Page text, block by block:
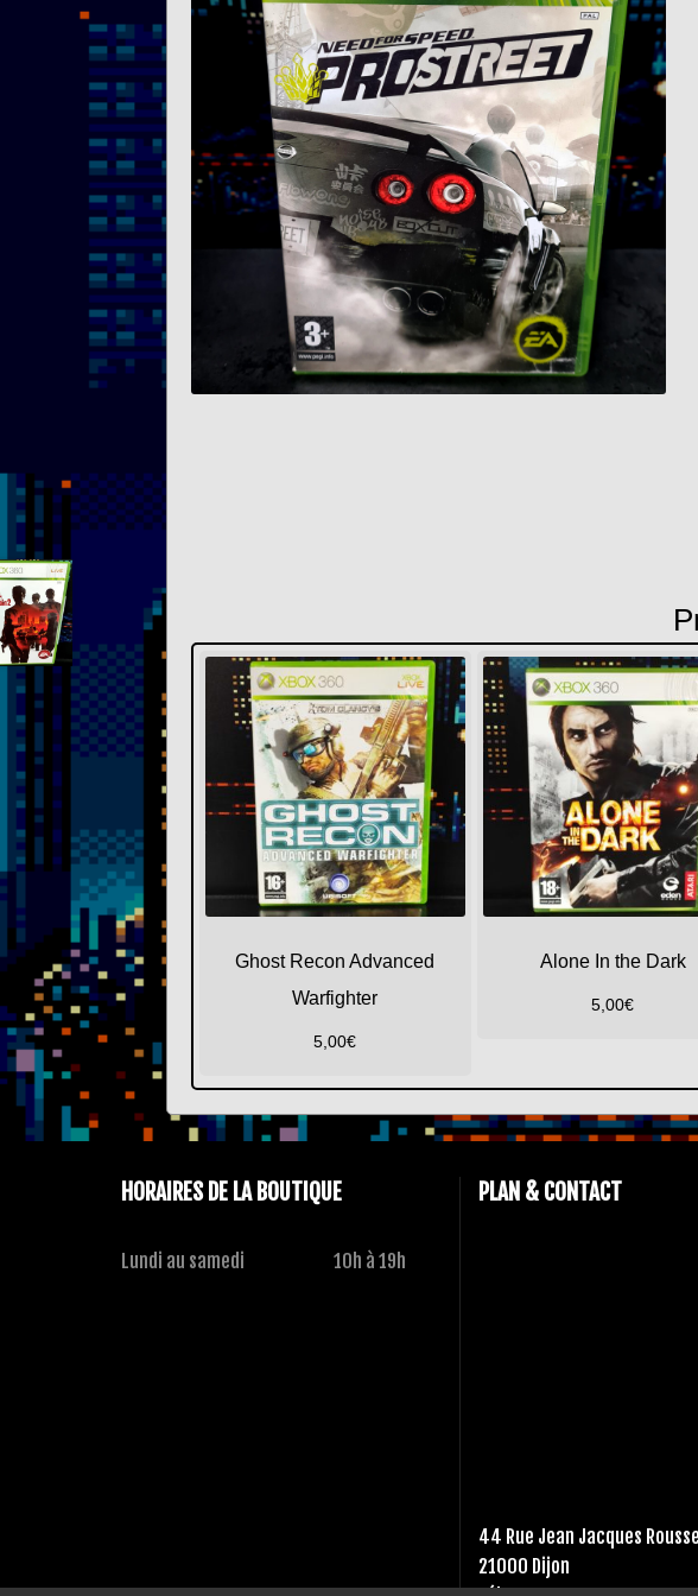
Ghost Recon Advanced
Warfighter
5,00€
Alone In the Dark
5,00€
HORAIRES DE LA BOUTIQUE
Lundi au samedi 10h à 19h
PLAN & CONTACT
44 Rue Jean Jacques
21000 Dijon